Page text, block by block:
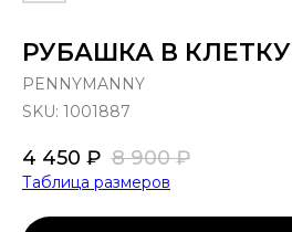
РУБАШКА В КЛЕТКУ
PENNYMANNY
SKU: 1001887
4 450 ₽ 8 900 ₽
Таблица размеров